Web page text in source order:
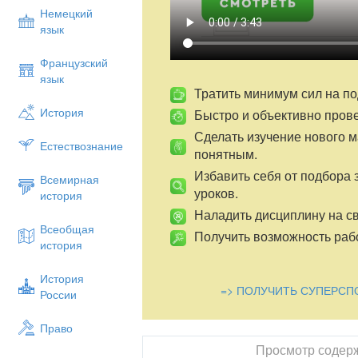
Немецкий
язык
Французский
язык
История
Естествознание
Всемирная
история
Всеобщая
история
История
России
Право
Шамшина И.В., Мищериной М.А.-М.:
Преподавание русского языка в
русском языке как духовной,
осознание национального
культурой межнационального
развитие и совершенствование
социальной адаптации;
самоорганизации и
осознанному выбору профессии;
освоение знаний о русском
системе и общественном
нормах речевого поведения в
овладение умениями
в соответствии с задачами
пунктуационной грамотности.
Тратить минимум сил на
Быстро и объективно
Сделать изучение нового
понятным.
Избавить себя от подбора
уроков.
Наладить дисциплину на
Получить возможность
=> ПОЛУЧИТЬ
Просмотр